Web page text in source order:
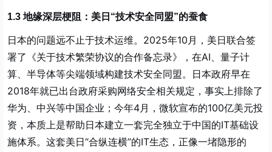
1.3 地缘深层梗阻：美日“技术安全同盟”的蚕食
日本的问题远不止于技术运维。2025年10月，美日联合签
署了《关于技术繁荣协议的合作备忘录》，在AI、量子计
算、半导体等尖端领域构建技术安全同盟。日本政府早在
2018年就已出台政府采购网络安全相关规定，事实上排除了
华为、中兴等中国企业；今年4月，微软宣布的100亿美元投
资，本质上是帮助日本建立一套完全独立于中国的IT基础设
施体系。这套美日“合纵连横”的IT生态，正像一堵隐形的